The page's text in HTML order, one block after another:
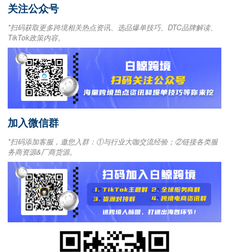
关注公众号
*扫码获取更多跨境相关热点资讯、选品爆单技巧、DTC品牌解读、
TikTok政策内容。
加入微信群
*扫码添加客服，邀您入群：①与行业大咖交流经验；②链接各类服
务商资源&厂商货源。